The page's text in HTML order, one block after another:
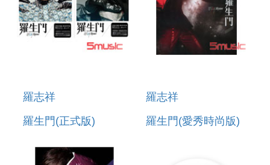
羅志祥
羅生門(正式版)
羅志祥
羅生門(愛秀時尚版)